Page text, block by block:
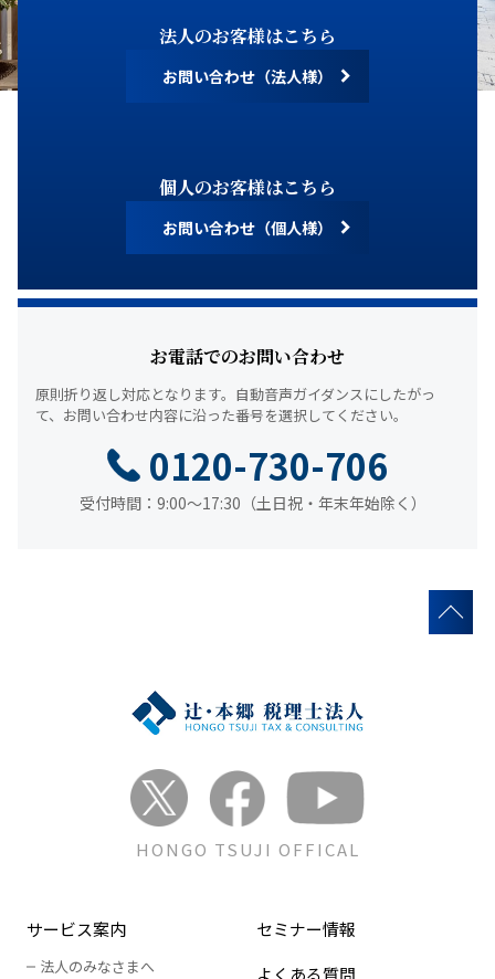
法人のお客様はこちら
お問い合わせ（法人様）
個人のお客様はこちら
お問い合わせ（個人様）
お電話でのお問い合わせ
0120-730-706
受付時間：9:00～17:30（土日祝・年末年始除く）
原則折り返し対応となります。 自動音声ガイダンスにしたがっ
て、 お問い合わせ内容に沿った番号を選択してください。
HONGO TSUJI OFFICAL
サービス案内
法人のみなさまへ
セミナー情報
よくある質問